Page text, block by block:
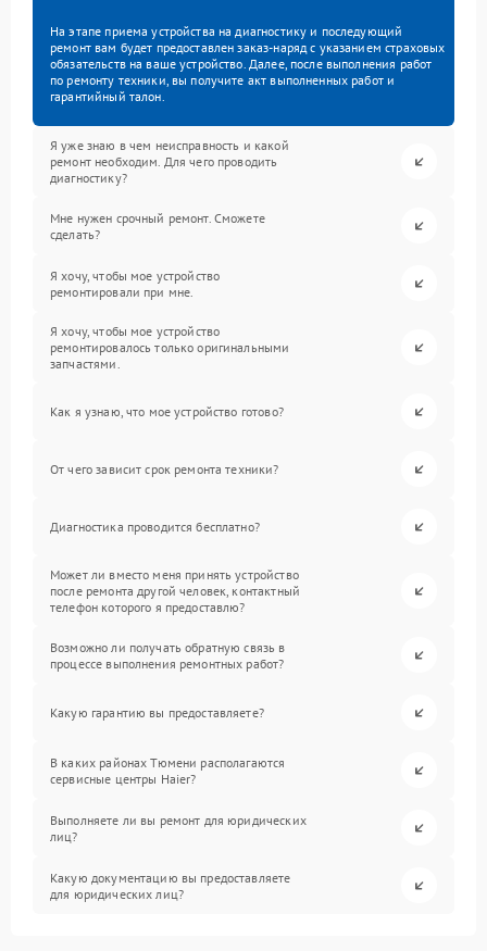
На этапе приема устройства на диагностику и последующий
ремонт вам будет предоставлен заказ-наряд с указанием страховых
обязательств на ваше устройство. Далее, после выполнения работ
по ремонту техники, вы получите акт выполненных работ и
гарантийный талон.
Я уже знаю в чем неисправность и какой
ремонт необходим. Для чего проводить
диагностику?
Мне нужен срочный ремонт. Сможете
сделать?
Я хочу, чтобы мое устройство
ремонтировали при мне.
Я хочу, чтобы мое устройство
ремонтировалось только оригинальными
запчастями.
Как я узнаю, что мое устройство готово?
От чего зависит срок ремонта техники?
Диагностика проводится бесплатно?
Может ли вместо меня принять устройство
после ремонта другой человек, контактный
телефон которого я предоставлю?
Возможно ли получать обратную связь в
процессе выполнения ремонтных работ?
Какую гарантию вы предоставляете?
В каких районах Тюмени располагаются
сервисные центры Haier?
Выполняете ли вы ремонт для юридических
лиц?
Какую документацию вы предоставляете
для юридических лиц?